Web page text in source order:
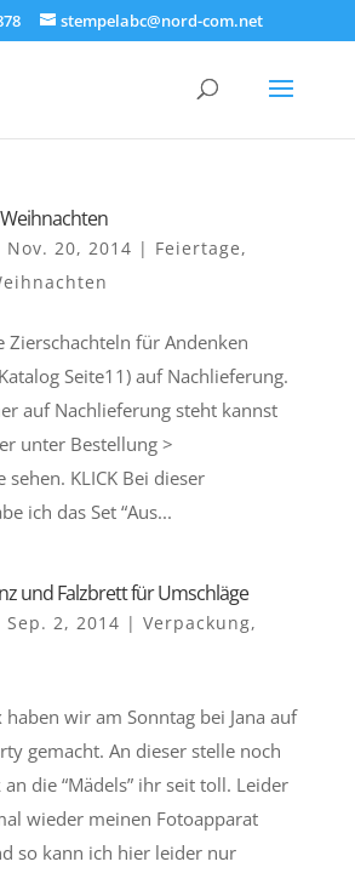
stempelabc@nord-com.net
Nov. 20, 2014 | Feiertage,
Zierschachteln für Andenken
Seite11) auf Nachlieferung.
auf Nachlieferung steht kannst
unter Bestellung >
KLICK Bei dieser
ich das Set “Aus...
und Falzbrett für Umschläge
Sep. 2, 2014 | Verpackung,
wir am Sonntag bei Jana auf
gemacht. An dieser stelle noch
die “Mädels” ihr seit toll. Leider
wieder meinen Fotoapparat
so kann ich hier leider nur